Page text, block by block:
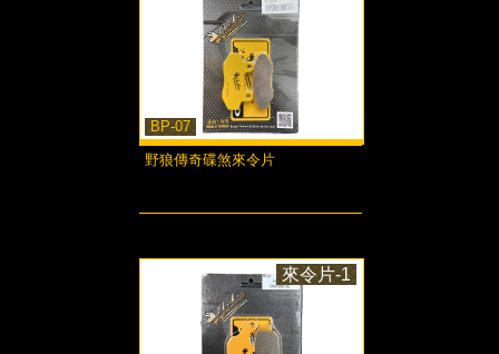
BP-07
野狼傳奇碟煞來令片
來令片-1